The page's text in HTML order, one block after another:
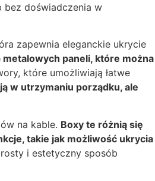
bez doświadczenia w
zapewnia eleganckie ukrycie
paneli, które można
które umożliwiają łatwe
w utrzymaniu porządku, ale
na kable. Boxy te różnią się
takie jak możliwość ukrycia
i estetyczny sposób